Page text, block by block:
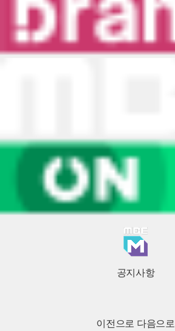
공지사항
이전으로 다음으로